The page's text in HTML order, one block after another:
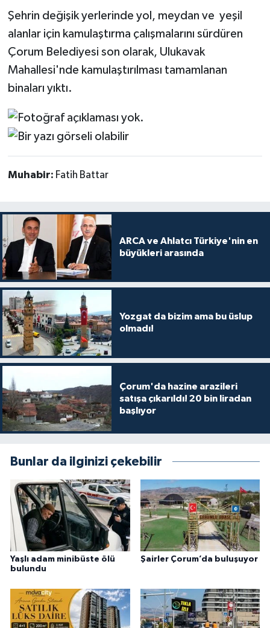
Şehrin değişik yerlerinde yol, meydan ve yeşil
alanlar için kamulaştırma çalışmalarını sürdüren
Çorum Belediyesi son olarak, Ulukavak
Mahallesi'nde kamulaştırılması tamamlanan
binaları yıktı.
Muhabir: Fatih Battar
ARCA ve Ahlatcı Türkiye'nin en
büyükleri arasında
Yozgat da bizim ama bu üslup
olmadı!
Çorum'da hazine arazileri
satışa çıkarıldı! 20 bin liradan
başlıyor
Bunlar da ilginizi çekebilir
Yaşlı adam minibüste ölü
bulundu
Şairler Çorum’da buluşuyor